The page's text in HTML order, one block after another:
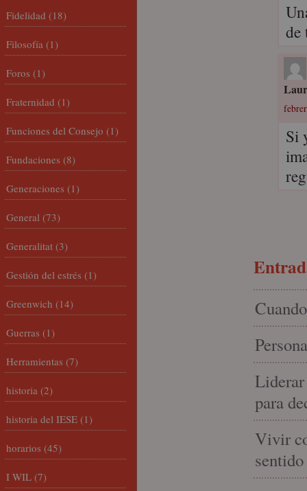
de
Si
para
Vivir
Fidelidad (18)
Filosofía (1)
Foros (1)
Fraternidad (1)
Funciones del Consejo (1)
Fundaciones (8)
Generaciones (1)
General (73)
Generalitat (3)
Gestión del estrés (1)
Greenwich (14)
Guerras (1)
Herramientas (7)
historia (2)
historia del IESE (1)
horarios (45)
I WIL (7)